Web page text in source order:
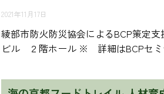
2021年11月17日
綾部市防火防災協会によるBCP策定
ビル ２階ホール ※ 詳細はBCPセミ